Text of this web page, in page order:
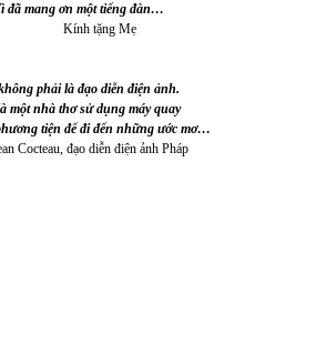
đã mang ơn một tiếng đàn…
Kính tặng Mẹ
phải là đạo diễn điện ảnh.
một nhà thơ sử dụng máy quay
tiện để đi đến những ước mơ…
Cocteau, đạo diễn điện ảnh Pháp